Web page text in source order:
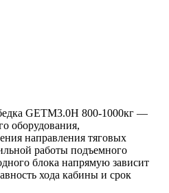
GETM3.0H 800-1000кг —
оборудования,
направления тяговых
работы подъемного
блока напрямую зависит
хода кабины и срок